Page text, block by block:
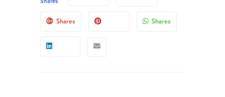
Shares Shares